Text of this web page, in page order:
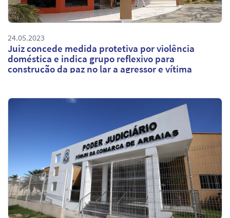
24.05.2023
Juiz concede medida protetiva por violência
doméstica e indica grupo reflexivo para
construção da paz no lar a agressor e vítima